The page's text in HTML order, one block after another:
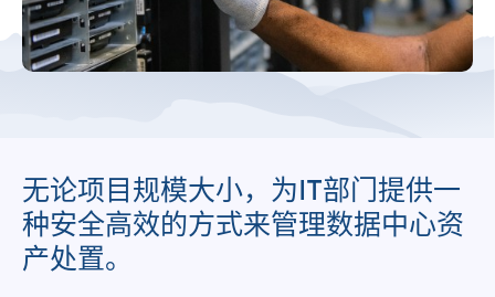
无论项目规模大小，为IT部门提供一
种安全高效的方式来管理数据中心资
产处置。